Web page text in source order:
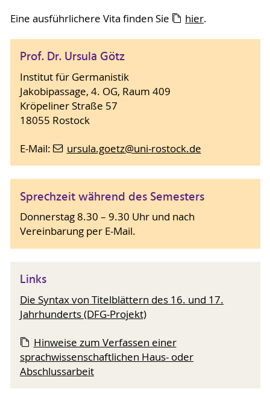
Eine ausführlichere Vita finden Sie hier.
Prof. Dr. Ursula Götz
Institut für Germanistik
Jakobipassage, 4. OG, Raum 409
Kröpeliner Straße 57
18055 Rostock
E-Mail: ursula.goetz@uni-rostock.de
Sprechzeit während des Semesters
Donnerstag 8.30 – 9.30 Uhr und nach
Vereinbarung per E-Mail.
Links
Die Syntax von Titelblättern des 16. und 17.
Jahrhunderts (DFG-Projekt)
Hinweise zum Verfassen einer
sprachwissenschaftlichen Haus- oder
Abschlussarbeit